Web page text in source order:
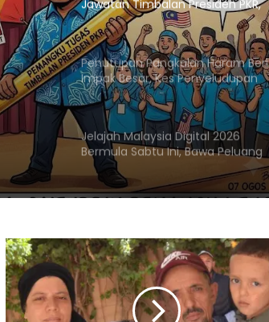
Jawatan Timbalan Presiden PKR,
Saifuddin Pemangku Tugas
Penutupan Pangkalan Haram Beri
Impak Besar, Kes Penyeludupan
Petrol dan Diesel Menjunam
Jelajah Malaysia Digital 2026
Bermula Sabtu Ini, Bawa Peluang
Ekonomi ke Komuniti Setempat
Malaysia-Hungary Perkukuh
Kerjasama Pertanian dan
Keterjaminan Makanan